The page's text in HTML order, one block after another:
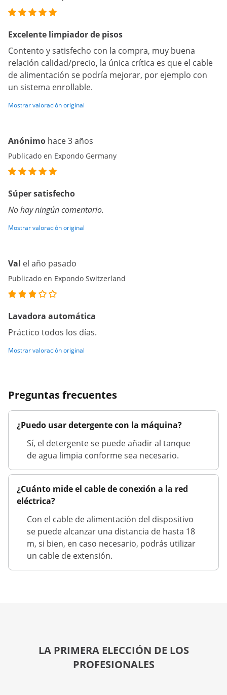
Excelente limpiador de pisos
Contento y satisfecho con la compra, muy buena
relación calidad/precio, la única crítica es que el cable
de alimentación se podría mejorar, por ejemplo con
un sistema enrollable.
Mostrar valoración original
Anónimo hace 3 años
Publicado en Expondo Germany
Súper satisfecho
No hay ningún comentario.
Mostrar valoración original
Val el año pasado
Publicado en Expondo Switzerland
Lavadora automática
Práctico todos los días.
Mostrar valoración original
Preguntas frecuentes
¿Puedo usar detergente con la máquina?
Sí, el detergente se puede añadir al tanque
de agua limpia conforme sea necesario.
¿Cuánto mide el cable de conexión a la red
eléctrica?
Con el cable de alimentación del dispositivo
se puede alcanzar una distancia de hasta 18
m, si bien, en caso necesario, podrás utilizar
un cable de extensión.
LA PRIMERA ELECCIÓN DE LOS
PROFESIONALES